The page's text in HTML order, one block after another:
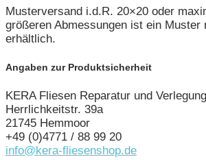
Musterversand i.d.R. 20×20 oder
größeren Abmessungen ist ein Muster
erhältlich.
Angaben zur Produktsicherheit
KERA Fliesen Reparatur und
Herrlichkeitstr. 39a
21745 Hemmoor
+49 (0)4771 / 88 99 20
info@kera-fliesenshop.de